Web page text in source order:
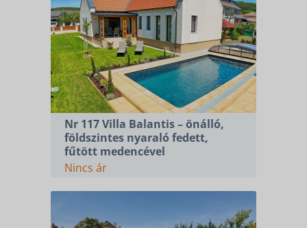
Nr 117 Villa Balantis – önálló,
földszintes nyaraló fedett,
fűtött medencével
Nincs ár